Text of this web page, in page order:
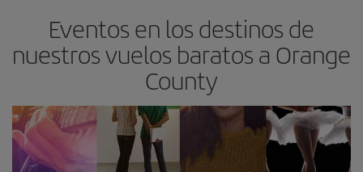
Eventos en los destinos de
nuestros vuelos baratos a Orange
County